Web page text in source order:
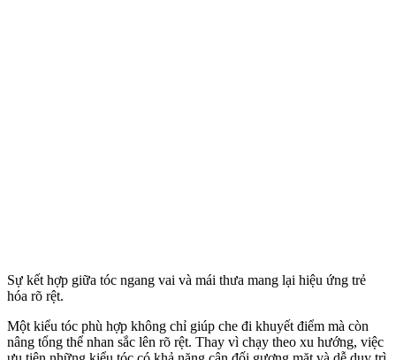
Sự kết hợp giữa tóc ngang vai và mái thưa mang lại hiệu ứng trẻ
hóa rõ rệt.
Một kiểu tóc phù hợp không chỉ giúp che đi khuyết điểm mà còn
nâng tổng thể nhan sắc lên rõ rệt. Thay vì chạy theo xu hướng, việc